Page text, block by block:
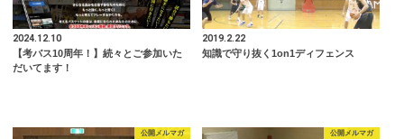
2024.12.10
【考バス10周年！】続々とご参加いた
だいてます！
2019.2.22
知識で守り抜く1on1ディフェンス
公開メルマガ 公開メルマガ